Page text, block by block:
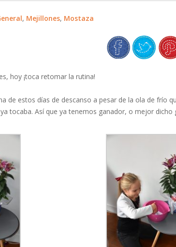
, Mejillones, Mostaza
hoy ¡toca retomar la rutina!
de estos días de descanso a pesar de la ola de frío
tocaba. Así que ya tenemos ganador, o mejor dicho